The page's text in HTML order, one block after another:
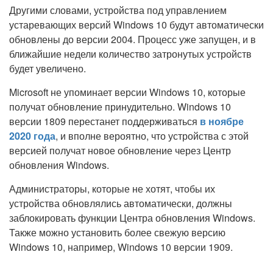
Другими словами, устройства под управлением
устаревающих версий Windows 10 будут автоматически
обновлены до версии 2004. Процесс уже запущен, и в
ближайшие недели количество затронутых устройств
будет увеличено.
Microsoft не упоминает версии Windows 10, которые
получат обновление принудительно. Windows 10
версии 1809 перестанет поддерживаться в ноябре
2020 года, и вполне вероятно, что устройства с этой
версией получат новое обновление через Центр
обновления Windows.
Администраторы, которые не хотят, чтобы их
устройства обновлялись автоматически, должны
заблокировать функции Центра обновления Windows.
Также можно установить более свежую версию
Windows 10, например, Windows 10 версии 1909.